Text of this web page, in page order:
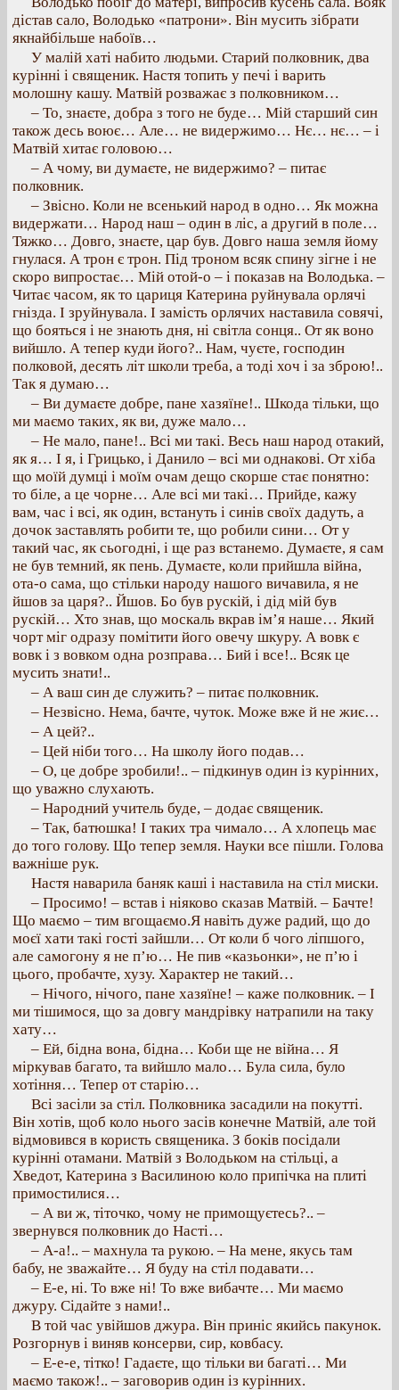
дістав сало, Володько «патрони». Він мусить зібрати
якнайбільше набоїв…
У малій хаті набито людьми. Старий полковник, два
курінні і священик. Настя топить у печі і варить
молошну кашу. Матвій розважає з полковником…
– То, знаєте, добра з того не буде… Мій старший син
також десь воює… Але… не видержимо… Нє… нє… – і
Матвій хитає головою…
– А чому, ви думаєте, не видержимо? – питає
полковник.
– Звісно. Коли не всенький народ в одно… Як можна
видержати… Народ наш – один в ліс, а другий в поле…
Тяжко… Довго, знаєте, цар був. Довго наша земля йому
гнулася. А трон є трон. Під троном всяк спину зігне і не
скоро випростає… Мій отой-о – і показав на Володька. –
Читає часом, як то цариця Катерина руйнувала орлячі
гнізда. І зруйнувала. І замість орлячих наставила совячі,
що бояться і не знають дня, ні світла сонця.. От як воно
вийшло. А тепер куди його?.. Нам, чуєте, господин
полковой, десять літ школи треба, а тоді хоч і за зброю!..
Так я думаю…
– Ви думаєте добре, пане хазяїне!.. Шкода тільки, що
ми маємо таких, як ви, дуже мало…
– Не мало, пане!.. Всі ми такі. Весь наш народ отакий,
як я… І я, і Грицько, і Данило – всі ми однакові. От хіба
що моїй думці і моїм очам дещо скорше стає понятно:
то біле, а це чорне… Але всі ми такі… Прийде, кажу
вам, час і всі, як один, встануть і синів своїх дадуть, а
дочок заставлять робити те, що робили сини… От у
такий час, як сьогодні, і ще раз встанемо. Думаєте, я сам
не був темний, як пень. Думаєте, коли прийшла війна,
ота-о сама, що стільки народу нашого вичавила, я не
йшов за царя?.. Йшов. Бо був рускій, і дід мій був
рускій… Хто знав, що москаль вкрав ім’я наше… Який
чорт міг одразу помітити його овечу шкуру. А вовк є
вовк і з вовком одна розправа… Бий і все!.. Всяк це
мусить знати!..
– А ваш син де служить? – питає полковник.
– Незвісно. Нема, бачте, чуток. Може вже й не жиє…
– А цей?..
– Цей ніби того… На школу його подав…
– О, це добре зробили!.. – підкинув один із курінних,
що уважно слухають.
– Народний учитель буде, – додає священик.
– Так, батюшка! І таких тра чимало… А хлопець має
до того голову. Що тепер земля. Науки все пішли. Голова
важніше рук.
Настя наварила баняк каші і наставила на стіл миски.
– Просимо! – встав і ніяково сказав Матвій. – Бачте!
Що маємо – тим вгощаємо.Я навіть дуже радий, що до
моєї хати такі гості зайшли… От коли б чого ліпшого,
але самогону я не п’ю… Не пив «казьонки», не п’ю і
цього, пробачте, хузу. Характер не такий…
– Нічого, нічого, пане хазяїне! – каже полковник. – І
ми тішимося, що за довгу мандрівку натрапили на таку
хату…
– Ей, бідна вона, бідна… Коби ще не війна… Я
міркував багато, та вийшло мало… Була сила, було
хотіння… Тепер от старію…
Всі засіли за стіл. Полковника засадили на покутті.
Він хотів, щоб коло нього засів конечне Матвій, але той
відмовився в користь священика. З боків посідали
курінні отамани. Матвій з Володьком на стільці, а
Хведот, Катерина з Василиною коло припічка на плиті
примостилися…
– А ви ж, тіточко, чому не примощуєтесь?.. –
звернувся полковник до Насті…
– А-а!.. – махнула та рукою. – На мене, якусь там
бабу, не зважайте… Я буду на стіл подавати…
– Е-е, ні. То вже ні! То вже вибачте… Ми маємо
джуру. Сідайте з нами!..
В той час увійшов джура. Він приніс якийсь пакунок.
Розгорнув і виняв консерви, сир, ковбасу.
– Е-е-е, тітко! Гадаєте, що тільки ви багаті… Ми
маємо також!.. – заговорив один із курінних.